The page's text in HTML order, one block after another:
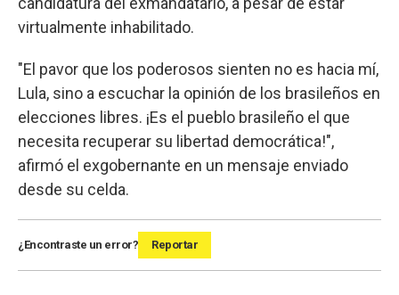
virtualmente inhabilitado.
"El pavor que los poderosos sienten no es hacia mí,
Lula, sino a escuchar la opinión de los brasileños en
elecciones libres. ¡Es el pueblo brasileño el que
necesita recuperar su libertad democrática!",
afirmó el exgobernante en un mensaje enviado
desde su celda.
¿Encontraste un error? Reportar